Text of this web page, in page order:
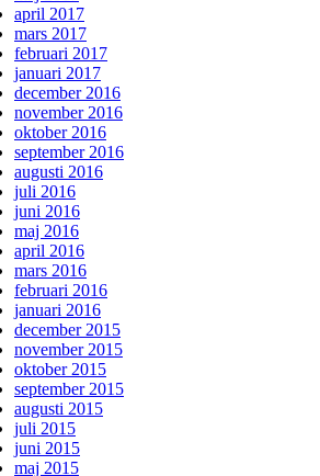
april 2017
mars 2017
februari 2017
januari 2017
december 2016
november 2016
oktober 2016
september 2016
augusti 2016
juli 2016
juni 2016
maj 2016
april 2016
mars 2016
februari 2016
januari 2016
december 2015
november 2015
oktober 2015
september 2015
augusti 2015
juli 2015
juni 2015
maj 2015